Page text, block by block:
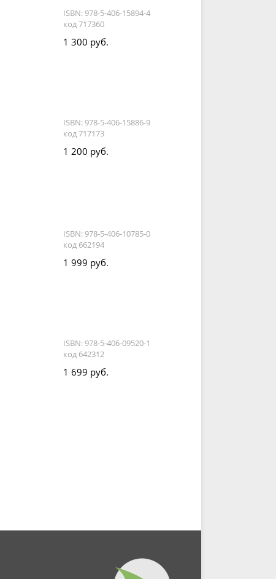
ISBN: 978-5-406-15894-4
код 717360
1 300 руб.
ISBN: 978-5-406-15886-9
код 717173
1 200 руб.
ISBN: 978-5-406-10785-0
код 662194
1 999 руб.
ISBN: 978-5-406-09520-1
код 642312
1 699 руб.